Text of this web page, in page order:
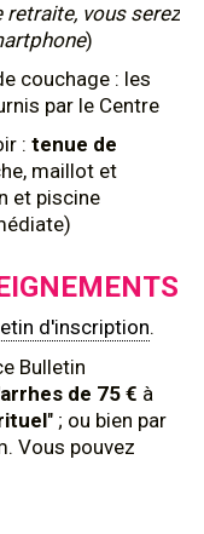
retraite, vous serez
)
couchage : les
par le Centre
: tenue de
maillot et
et piscine
d'inscription.
Bulletin
de 75 € à
" ; ou bien par
Vous pouvez